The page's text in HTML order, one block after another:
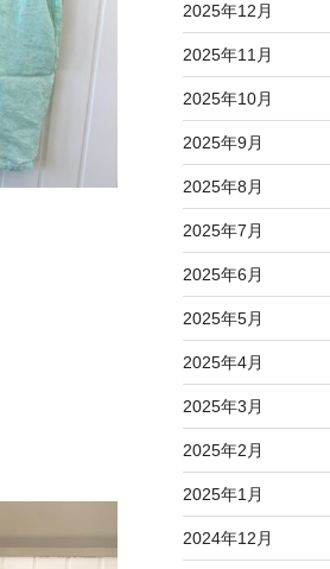
2025年12月
2025年11月
2025年10月
2025年9月
2025年8月
2025年7月
2025年6月
2025年5月
2025年4月
2025年3月
2025年2月
2025年1月
2024年12月